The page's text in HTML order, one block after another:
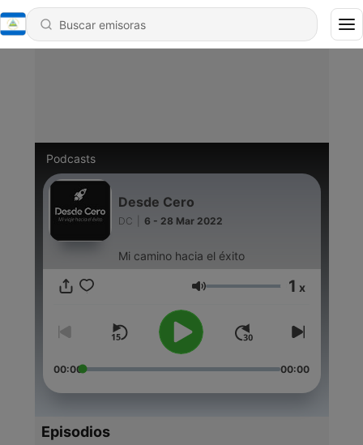
Podcasts
Desde Cero
DC 6 - 28 Mar 2022
Mi camino hacia el éxito
Volumen 1 x
00:00 00:00
Episodios